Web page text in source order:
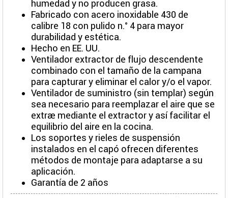
humedad y no producen grasa.
Fabricado con acero inoxidable 430 de
calibre 18 con pulido n.° 4 para mayor
durabilidad y estética.
Hecho en EE. UU.
Ventilador extractor de flujo descendente
combinado con el tamaño de la campana
para capturar y eliminar el calor y/o el vapor.
Ventilador de suministro (sin templar) según
sea necesario para reemplazar el aire que se
extrae mediante el extractor y así facilitar el
equilibrio del aire en la cocina.
Los soportes y rieles de suspensión
instalados en el capó ofrecen diferentes
métodos de montaje para adaptarse a su
aplicación.
Garantía de 2 años